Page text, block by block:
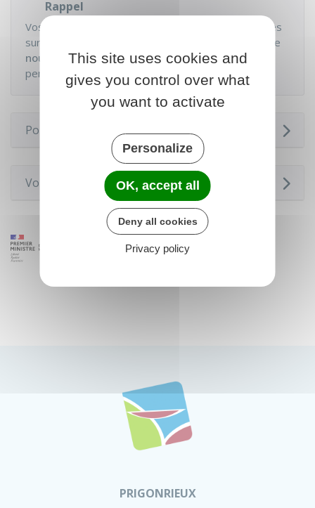
Rappel
Vos cotisations au
sont calculées
sur la base de votre traitement indiciaire et de votre
nouvelle bonification indiciaire (NBI)si vous
percevez ce complément de rémunération.
Pour en savoir plus
Voir aussi
PRIGONRIEUX
This site uses cookies and
gives you control over what
you want to activate
Personalize
OK, accept all
Deny all cookies
Privacy policy